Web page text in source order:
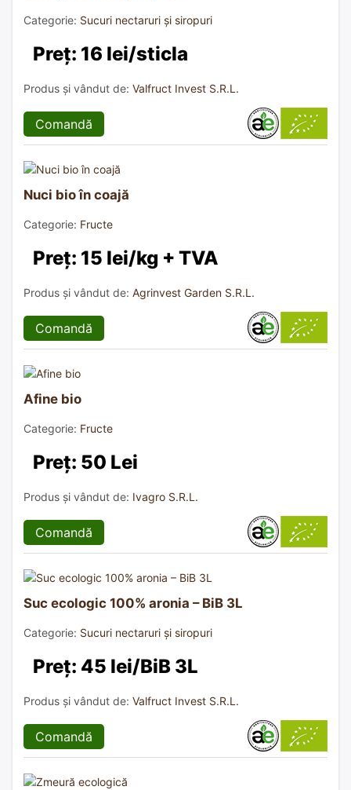
Categorie: Sucuri nectaruri și siropuri
Preț: 16 lei/sticla
Produs și vândut de: Valfruct Invest S.R.L.
Comandă
Nuci bio în coajă
Categorie: Fructe
Preț: 15 lei/kg + TVA
Produs și vândut de: Agrinvest Garden S.R.L.
Comandă
Afine bio
Categorie: Fructe
Preț: 50 Lei
Produs și vândut de: Ivagro S.R.L.
Comandă
Suc ecologic 100% aronia – BiB 3L
Categorie: Sucuri nectaruri și siropuri
Preț: 45 lei/BiB 3L
Produs și vândut de: Valfruct Invest S.R.L.
Comandă